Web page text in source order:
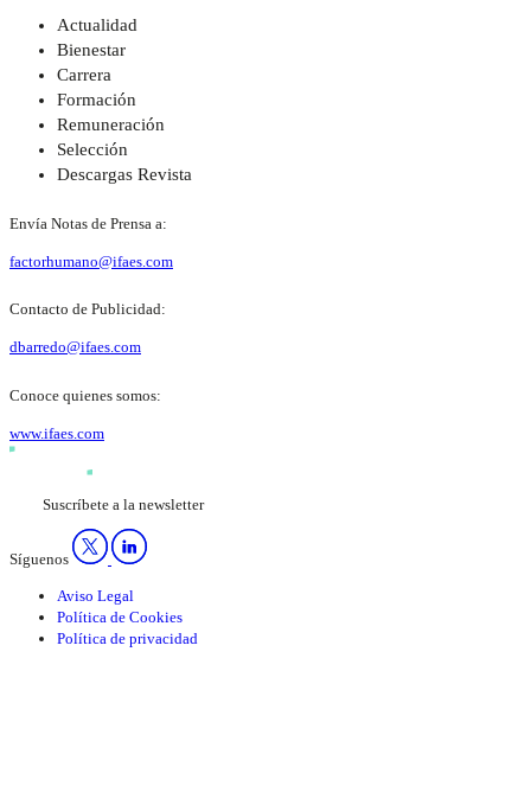
Actualidad
Bienestar
Carrera
Formación
Remuneración
Selección
Descargas Revista
Envía Notas de Prensa a:
factorhumano@ifaes.com
Contacto de Publicidad:
dbarredo@ifaes.com
Conoce quienes somos:
www.ifaes.com
Suscríbete a la newsletter
Síguenos
Aviso Legal
Política de Cookies
Política de privacidad